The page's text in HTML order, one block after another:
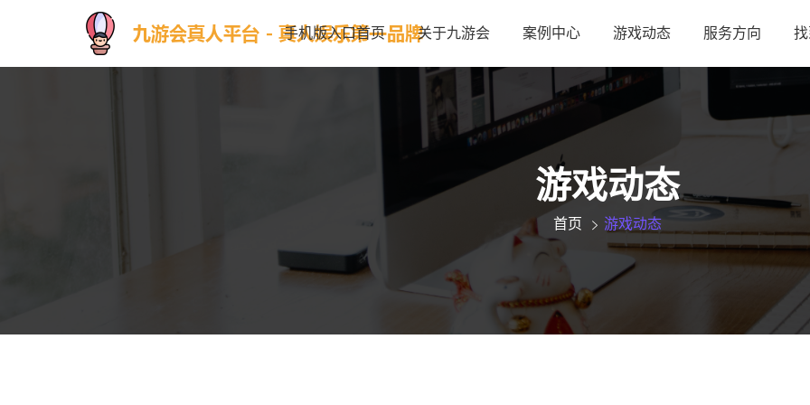
手机版入口首页 关于九游会 案例中心 游戏动态 服务方向
游戏动态
首页 游戏动态